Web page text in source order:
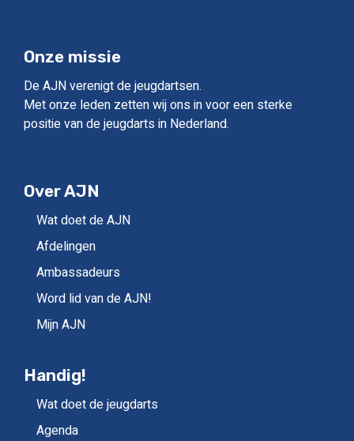
Onze missie
De AJN verenigt de jeugdartsen.
Met onze leden zetten wij ons in voor een sterke
positie van de jeugdarts in Nederland.
Over AJN
Wat doet de AJN
Afdelingen
Ambassadeurs
Word lid van de AJN!
Mijn AJN
Handig!
Wat doet de jeugdarts
Agenda